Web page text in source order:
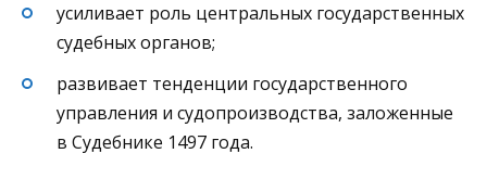
усиливает роль центральных государственных
судебных органов;
развивает тенденции государственного
управления и судопроизводства, заложенные
в Судебнике 1497 года.